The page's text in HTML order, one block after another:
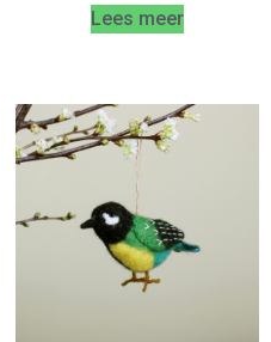
Lees meer